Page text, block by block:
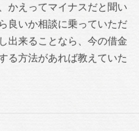
かえってマイナスだと聞い
良いか相談に乗っていただ
出来ることなら、今の借金
る方法があれば教えていた